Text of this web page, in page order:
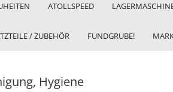
ATOLLSPEED
/ ZUBEHÖR FUNDGRUBE!
Hygiene